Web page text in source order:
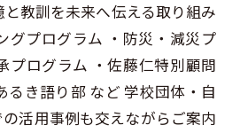
と教訓を未来へ伝える取り組み
グプログラム ・防災・減災プ
プログラム ・佐藤仁特別顧問
るき語り部 など 学校団体・自
活用事例も交えながらご案内